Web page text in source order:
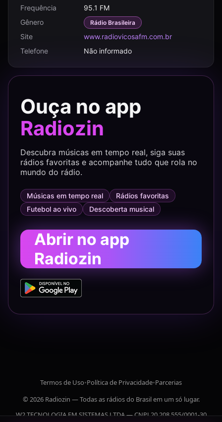
Frequência
95.1 FM
Gênero
Rádio Brasileira
Site
www.radiovicosafm.com.br
Telefone
Não informado
Ouça no app
Radiozin
Descubra músicas em tempo real, siga suas
rádios favoritas e acompanhe tudo que rola no
mundo do rádio.
Músicas em tempo real
Rádios favoritas
Futebol ao vivo
Descoberta musical
Abrir no app
Radiozin
Termos de Uso•Política de Privacidade•Parcerias
© 2026 Radiozin — Todas as rádios do Brasil em um só lugar.
W2 TECNOLOGIA EM SISTEMAS LTDA — CNPJ 20.208.555/0001-30